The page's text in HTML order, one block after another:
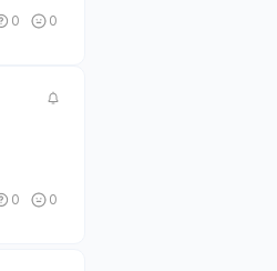
0 0
0 0